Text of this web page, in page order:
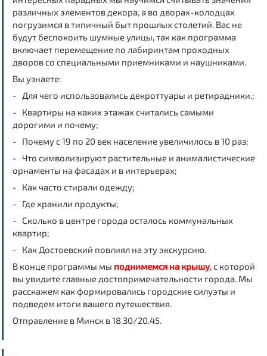
различных элементов декора, а во дворах-колодцах
погрузимся в типичный быт прошлых столетий. Вас не
будут беспокоить шумные улицы, так как программа
включает перемещение по лабиринтам проходных
дворов со специальными приемниками и наушниками.
Вы узнаете:
- Для чего использовались декроттуары и ретирадники.;
- Квартиры на каких этажах считались самыми
дорогими и почему;
- Почему с 19 по 20 век население увеличилось в 10 раз;
- Что символизируют растительные и анималистические
орнаменты на фасадах и в интерьерах;
- Как часто стирали одежду;
- Где хранили продукты;
- Сколько в центре города осталось коммунальных
квартир;
- Как Достоевский повлиял на эту экскурсию.
В конце программы мы поднимемся на крышу, с которой
вы увидите главные достопримечательности города. Мы
расскажем как формировались городские силуэты и
подведем итоги вашего путешествия.
Отправление в Минск в 18.30/20.45.